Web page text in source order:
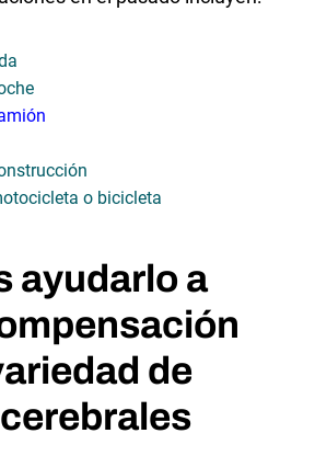
o bicicleta
ayudarlo a
de